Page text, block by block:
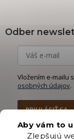
Aby vám to
Zlepšujú
Odber
Vložením e-mailu
osobných údajov.
PRIHLÁSIŤ SA